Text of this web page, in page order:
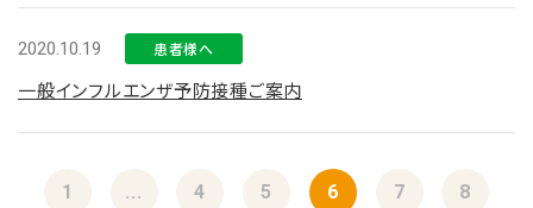
2020.10.19 患者様へ
一般インフルエンザ予防接種ご案内
1 ... 4 5 6 7 8